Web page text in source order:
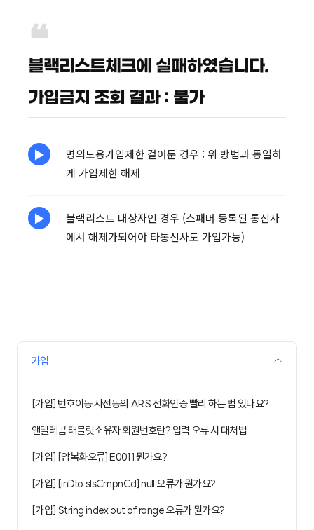
블랙리스트체크에 실패하였습니다.
가입금지 조회 결과 : 불가
명의도용가입제한 걸어둔 경우 : 위 방법과 동일하
게 가입제한 해제
블랙리스트 대상자인 경우 (스패머 등록된 통신사
에서 해제가되어야 타통신사도 가입가능)
가입
[가입] 번호이동 사전동의 ARS 전화인증 빨리 하는 법 있나요?
앤텔레콤 태블릿소유자 회원번호란? 입력 오류 시 대처법
[가입] [암복화오류] E0011 뭔가요?
[가입] [inDto.slsCmpnCd] null 오류가 뭔가요?
[가입] String index out of range 오류가 뭔가요?